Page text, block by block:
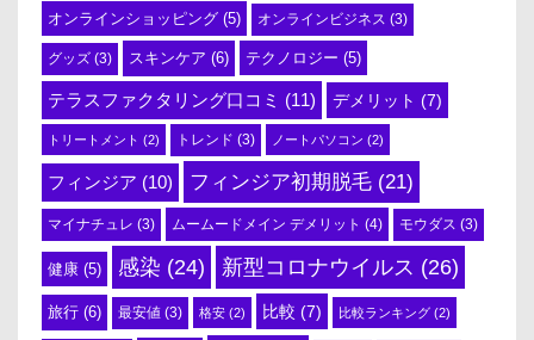
オンラインショッピング (5) オンラインビジネス (3)
グッズ (3) スキンケア (6) テクノロジー (5)
テラスファクタリング口コミ (11) デメリット (7)
トリートメント (2) トレンド (3) ノートパソコン (2)
フィンジア (10) フィンジア初期脱毛 (21)
マイナチュレ (3) ムームードメイン デメリット (4) モウダス (3)
健康 (5) 感染 (24) 新型コロナウイルス (26)
旅行 (6) 最安値 (3) 格安 (2) 比較 (7) 比較ランキング (2)